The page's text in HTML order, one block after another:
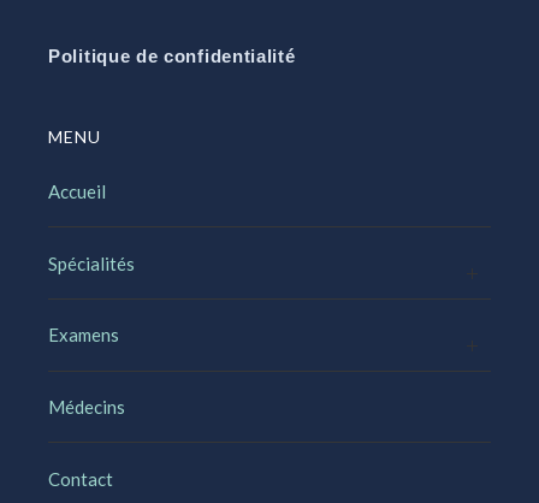
Politique de confidentialité
MENU
Accueil
Spécialités
Examens
Médecins
Contact